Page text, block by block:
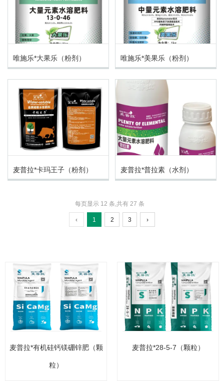
唯施乐*大果乐（粉剂） 唯施乐*美果乐（粉剂）
麦普拉*卡玛王子（粉剂） 麦普拉*普拉素（水剂）
每页显示 12 条,共有 27 条
‹ 1 2 3 ›
麦普拉*有机硅钙镁硼锌肥（颗
粒）
麦普拉*28-5-7（颗粒）